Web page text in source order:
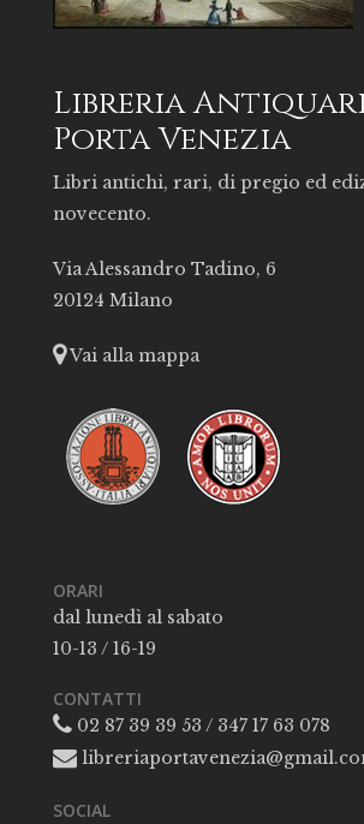
Libreria
Porta Venezia
Libri antichi, rari, di pregio ed
novecento.
Via Alessandro Tadino, 6
20124 Milano
Vai alla mappa
ORARI
dal lunedì al sabato
10-13 / 16-19
CONTATTI
02 87 39 39 53 / 347 17 63 078
SOCIAL